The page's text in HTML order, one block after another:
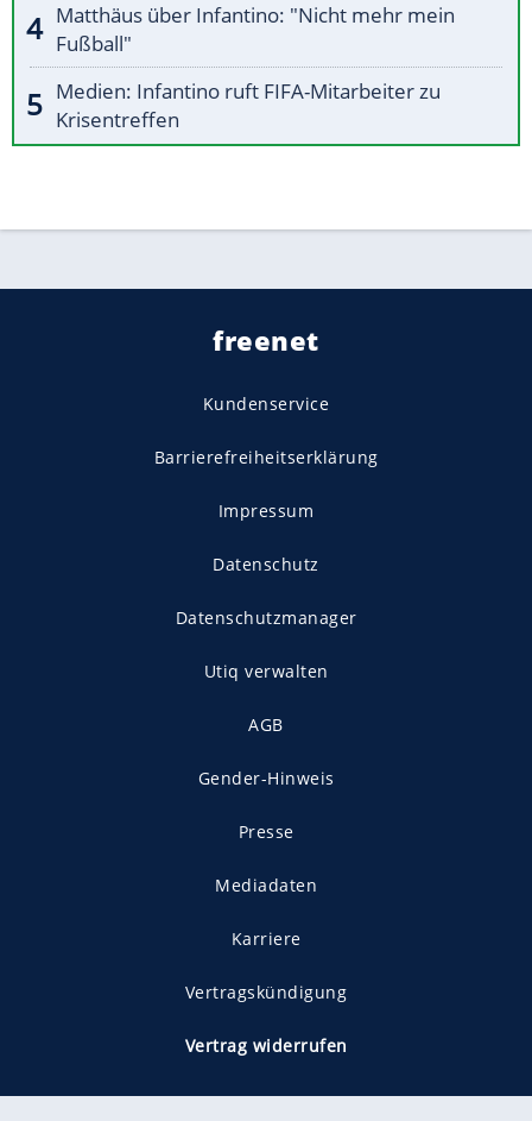
Matthäus über Infantino: "Nicht mehr mein
Fußball"
Medien: Infantino ruft FIFA-Mitarbeiter zu
Krisentreffen
freenet
Kundenservice
Barrierefreiheitserklärung
Impressum
Datenschutz
Datenschutzmanager
Utiq verwalten
AGB
Gender-Hinweis
Presse
Mediadaten
Karriere
Vertragskündigung
Vertrag widerrufen